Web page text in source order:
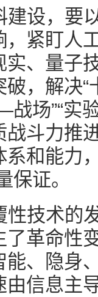
建设，要
紧盯人
实、量子
，解决“
战场”“实
战斗力推
和能力
保证。
性技术的
了革命性
、隐身
由信息主